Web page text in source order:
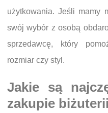
użytkowania. Jeśli mamy
swój wybór z osobą
sprzedawcę, który
rozmiar czy styl.
Jakie są
zakupie